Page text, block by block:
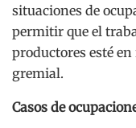
situaciones de
permitir que el
productores esté
gremial.
Casos de